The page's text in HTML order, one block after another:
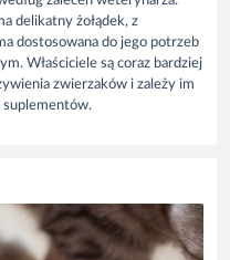
delikatny żołądek, z
dostosowana do jego potrzeb
Właściciele są coraz bardziej
zwierzaków i zależy im
suplementów.